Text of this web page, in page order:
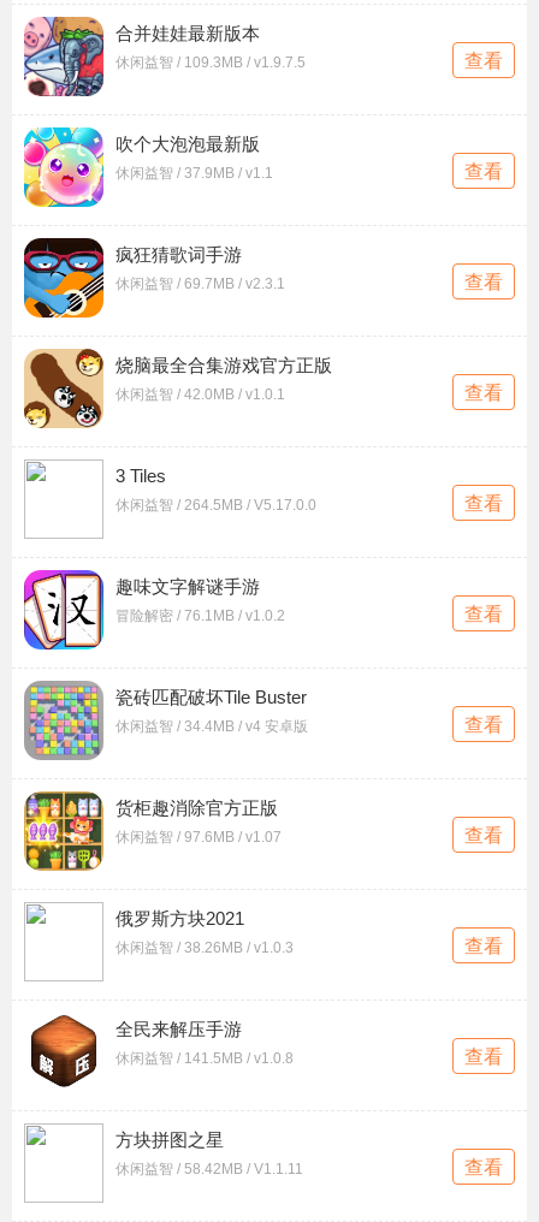
合并娃娃最新版本
休闲益智 / 109.3MB / v1.9.7.5 查看
吹个大泡泡最新版
休闲益智 / 37.9MB / v1.1 查看
疯狂猜歌词手游
休闲益智 / 69.7MB / v2.3.1 查看
烧脑最全合集游戏官方正版
休闲益智 / 42.0MB / v1.0.1 查看
3 Tiles
休闲益智 / 264.5MB / V5.17.0.0 查看
趣味文字解谜手游
冒险解密 / 76.1MB / v1.0.2 查看
瓷砖匹配破坏Tile Buster
休闲益智 / 34.4MB / v4 安卓版 查看
货柜趣消除官方正版
休闲益智 / 97.6MB / v1.07 查看
俄罗斯方块2021
休闲益智 / 38.26MB / v1.0.3 查看
全民来解压手游
休闲益智 / 141.5MB / v1.0.8 查看
方块拼图之星
休闲益智 / 58.42MB / V1.1.11 查看